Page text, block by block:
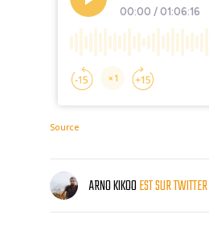
Source
ARNO KIKOOEST SUR TWITTER